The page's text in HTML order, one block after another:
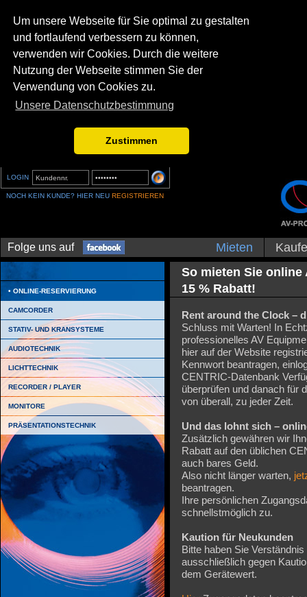
Um unsere Webseite für Sie optimal zu gestalten
und fortlaufend verbessern zu können,
verwenden wir Cookies. Durch die weitere
Nutzung der Webseite stimmen Sie der
Verwendung von Cookies zu.
Unsere Datenschutzbestimmung
Zustimmen
LOGIN
NOCH KEIN KUNDE? HIER NEUREGISTRIEREN
Mieten
Folge uns auf
ONLINE-RESERVIERUNG
CAMCORDER
STATIV- UND KRANSYSTEME
AUDIOTECHNIK
LICHTTECHNIK
RECORDER / PLAYER
MONITORE
PRÄSENTATIONSTECHNIK
So mieten Sie online
15 % Rabatt!
Rent around the Clock –
Schluss mit Warten! In
professionelles AV
hier auf der Website
Kennwort beantragen,
CENTRIC-Datenbank
überprüfen und danach für
von überall, zu jeder Zeit.
Und das lohnt sich –
Zusätzlich gewähren wir
Rabatt auf den üblichen
auch bares Geld.
Also nicht länger warten,
beantragen.
Ihre persönlichen
schnellstmöglich zu.
Kaution für Neukunden
Bitte haben Sie
ausschließlich gegen
dem Gerätewert.